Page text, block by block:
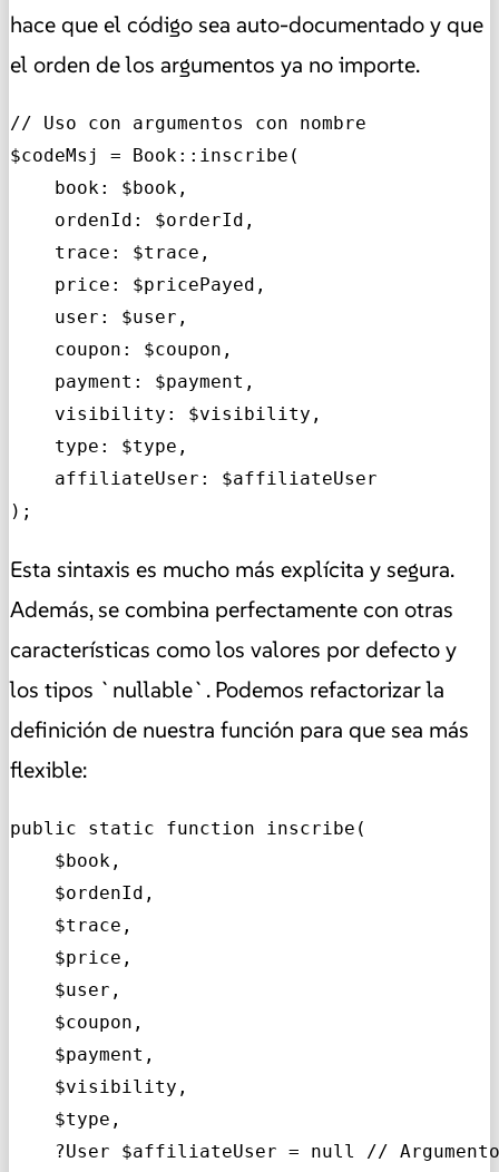
hace que el código sea auto-documentado y que
el orden de los argumentos ya no importe.
// Uso con argumentos con nombre
$codeMsj = Book::inscribe(
    book: $book,
    ordenId: $orderId,
    trace: $trace,
    price: $pricePayed,
    user: $user,
    coupon: $coupon,
    payment: $payment,
    visibility: $visibility,
    type: $type,
    affiliateUser: $affiliateUser
);
Esta sintaxis es mucho más explícita y segura.
Además, se combina perfectamente con otras
características como los valores por defecto y
los tipos `nullable`. Podemos refactorizar la
definición de nuestra función para que sea más
flexible:
public static function inscribe(
    $book,
    $ordenId,
    $trace,
    $price,
    $user,
    $coupon,
    $payment,
    $visibility,
    $type,
?User $affiliateUser = null //